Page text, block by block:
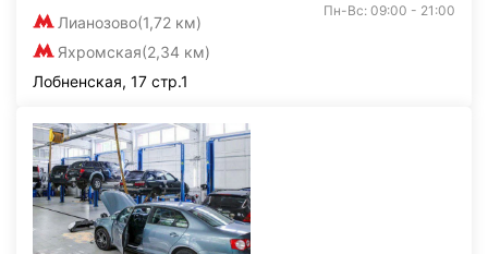
Лианозово(1,72 км)
Яхромская(2,34 км)
Пн-Вс: 09:00 - 21:00
Лобненская, 17 стр.1